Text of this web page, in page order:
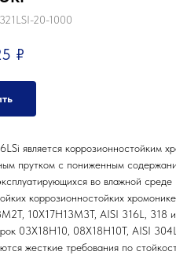
20-1000
₽
является коррозионностойким
прутком с пониженным
во влажной
коррозионностойких
10Х17Н13М3Т, AISI 316L, 318 и
03Х18Н10, 08Х18Н10Т, AISI
жесткие требования по